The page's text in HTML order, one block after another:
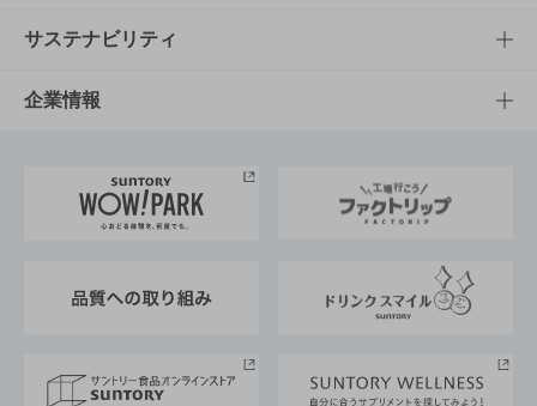
商品発売情報
栄養成分一覧
キャンペーン
工場見学
地域情報
文化・スポーツTOP
サントリーホール
サントリーサンバーズ大阪
サステナビリティ
サステナビリティTOP
サントリーが考えるサステナビリティ経営
企業情報
企業概要
採用情報